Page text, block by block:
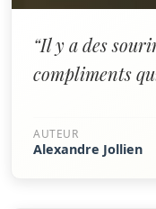
“Il y a des
compliments
AUTEUR
Alexandre Jollien